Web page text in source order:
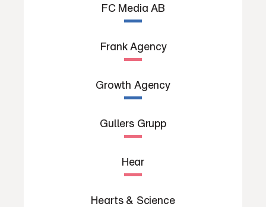
FC Media AB
Frank Agency
Growth Agency
Gullers Grupp
Hear
Hearts & Science